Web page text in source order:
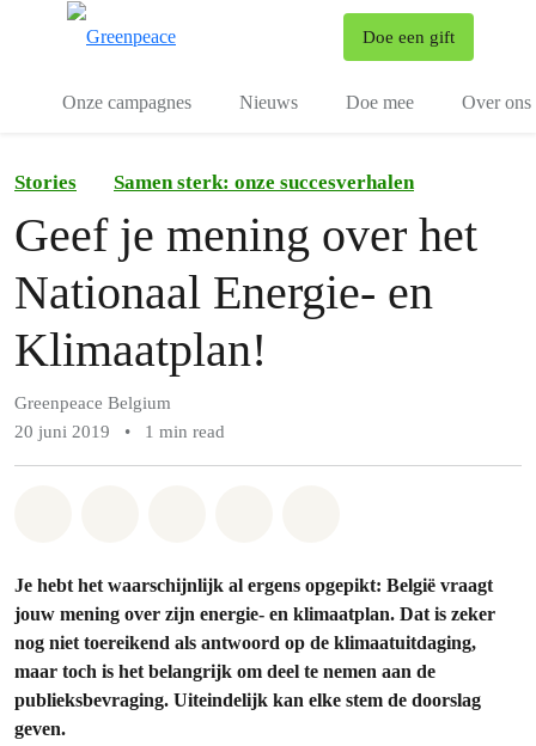
Doe een gift
Onze campagnes Nieuws Doe mee Over ons
Stories Samen sterk: onze succesverhalen
Geef je mening over het
Nationaal Energie- en
Klimaatplan!
Greenpeace Belgium
20 juni 2019
• 1 min read
Je hebt het waarschijnlijk al ergens opgepikt: België vraagt
jouw mening over zijn energie- en klimaatplan. Dat is zeker
nog niet toereikend als antwoord op de klimaatuitdaging,
maar toch is het belangrijk om deel te nemen aan de
publieksbevraging. Uiteindelijk kan elke stem de doorslag
geven.